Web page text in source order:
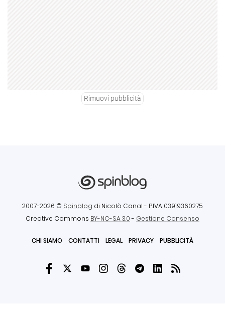
Rimuovi pubblicità
2007-2026 © Spinblog di Nicolò Canal - P.IVA 03919360275
Creative Commons BY-NC-SA 3.0- Gestione Consenso
CHI SIAMO CONTATTI LEGAL PRIVACY PUBBLICITÀ